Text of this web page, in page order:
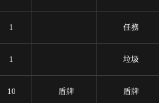
1 任務
1 垃圾
10 盾牌 盾牌